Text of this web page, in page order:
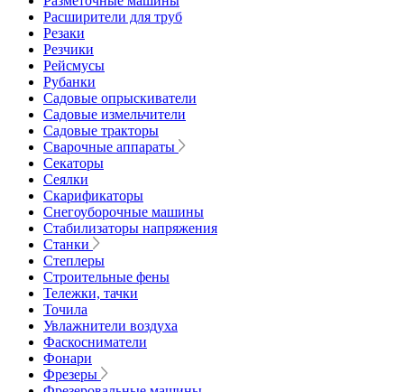
Расширители для труб
Резаки
Резчики
Рейсмусы
Рубанки
Садовые опрыскиватели
Садовые измельчители
Садовые тракторы
Сварочные аппараты
Секаторы
Сеялки
Скарификаторы
Снегоуборочные машины
Стабилизаторы напряжения
Станки
Степлеры
Строительные фены
Тележки, тачки
Точила
Увлажнители воздуха
Фаскосниматели
Фонари
Фрезеры